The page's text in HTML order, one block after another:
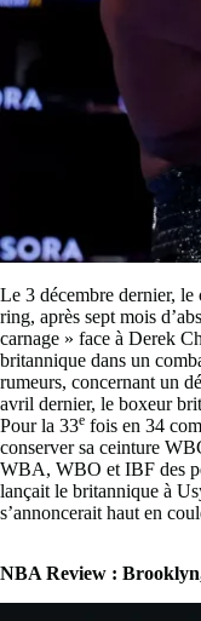
Le 3 décembre dernier,
ring, après sept mois
carnage » face à Derek
britannique dans un
rumeurs, concernant un
avril dernier, le boxeur
Pour la 33e fois en 34
conserver sa ceinture
WBA, WBO et IBF des
lançait le britannique à
s’annoncerait haut en
NBA Review :